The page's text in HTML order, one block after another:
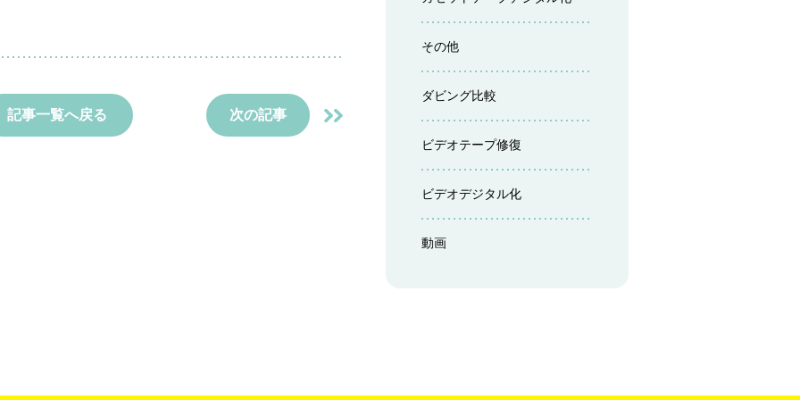
記事一覧へ戻る 次の記事
その他
ダビング比較
ビデオテープ修復
ビデオデジタル化
動画